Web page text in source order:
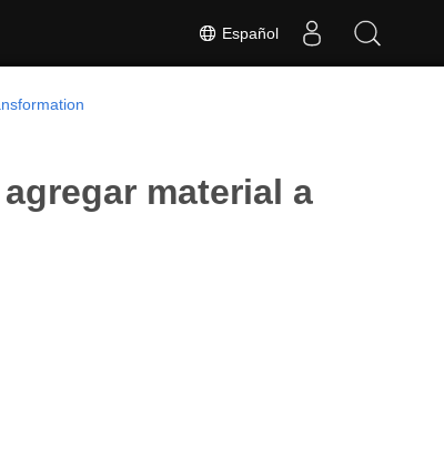
Español
material a